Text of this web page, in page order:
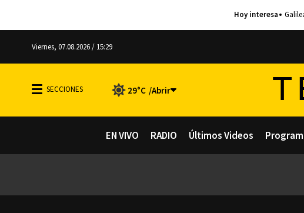
Viernes, 07.08.2026 / 15:29
29°C
EN VIVO RADIO Últimos Videos